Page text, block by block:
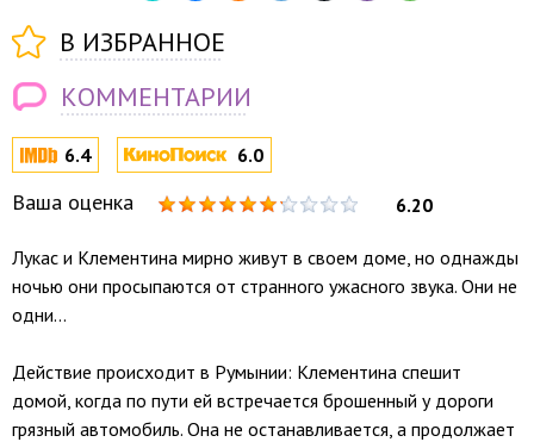
6.4 6.0
Ваша оценка 6.20
Лукас и Клементина мирно живут в своем доме, но однажды
ночью они просыпаются от странного ужасного звука. Они не
одни...
Действие происходит в Румынии: Клементина спешит
домой, когда по пути ей встречается брошенный у дороги
грязный автомобиль. Она не останавливается, а продолжает
В ИЗБРАННОЕ
КОММЕНТАРИИ